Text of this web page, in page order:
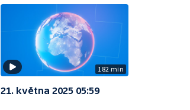
182 min
21. května 2025 05:59